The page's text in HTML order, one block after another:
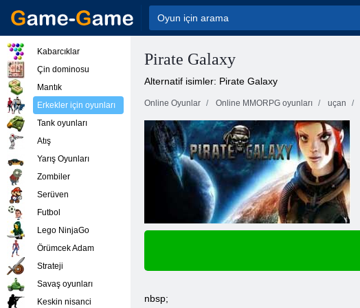
Pirate Galaxy
Alternatif isimler: Pirate Galaxy
Online Oyunlar Online MMORPG oyunları uçan
nbsp;
Kabarcıklar
Çin dominosu
Mantık
Erkekler için oyunları
Tank oyunları
Atış
Yarış Oyunları
Zombiler
Serüven
Futbol
Lego NinjaGo
Örümcek Adam
Strateji
Savaş oyunları
Keskin nisanci